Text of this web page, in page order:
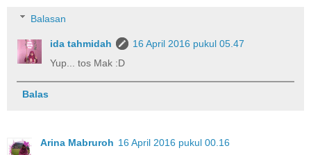
Balasan
ida tahmidah
16 April 2016 pukul 05.47
Yup... tos Mak :D
Balas
Arina Mabruroh 16 April 2016 pukul 00.16